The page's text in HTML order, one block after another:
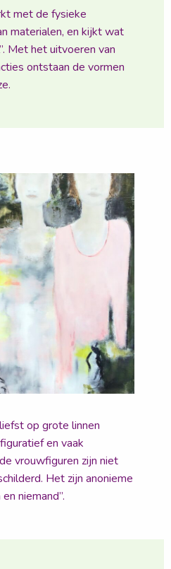
met de fysieke
materialen, en kijkt wat
Met het uitvoeren van
ontstaan de vormen
op grote linnen
en vaak
vrouwfiguren zijn niet
Het zijn anonieme
niemand”.